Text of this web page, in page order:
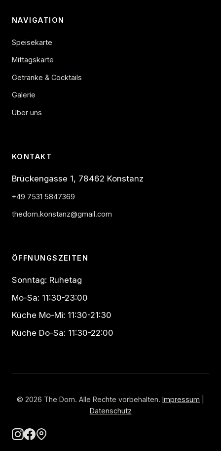
NAVIGATION
Speisekarte
Mittagskarte
Getränke & Cocktails
Galerie
Über uns
KONTAKT
Brückengasse 1, 78462 Konstanz
+49 7531 5847369
thedom.konstanz@gmail.com
ÖFFNUNGSZEITEN
Sonntag: Ruhetag
Mo-Sa: 11:30-23:00
Küche Mo-Mi: 11:30-21:30
Küche Do-Sa: 11:30-22:00
© 2026 The Dom. Alle Rechte vorbehalten. Impressum
Datenschutz